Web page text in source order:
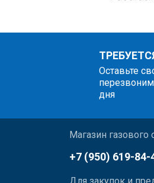
Оставьте
дня
Магазин газового
+7 (950) 619-84-